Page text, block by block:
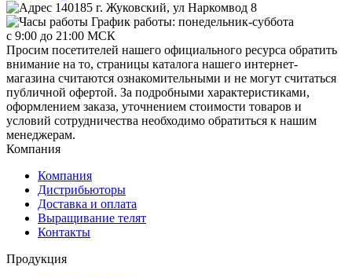
140185 г. Жуковский, ул Наркомвод 8
График работы: понедельник-суббота
с 9:00 до 21:00 МСК
Просим посетителей нашего официального ресурса обратить
внимание на то, страницы каталога нашего интернет-
магазина считаются ознакомительными и не могут считаться
публичной офертой. За подробными характеристиками,
оформлением заказа, уточнением стоимости товаров и
условий сотрудничества необходимо обратиться к нашим
менеджерам.
Компания
Компания
Дистрибьюторы
Доставка и оплата
Выращивание телят
Контакты
Продукция